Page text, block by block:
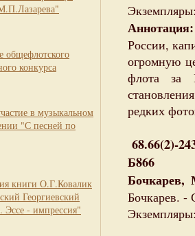
общефлотского
конкурса
в музыкальном
"С песней по
книги О.Г.Ковалик
Георгиевский
Эссе - импрессия"
Аннотация:
России,
огромную
флота за
редких
68.66(2)-
Б866
Бочкарев,
Бочкарев. -